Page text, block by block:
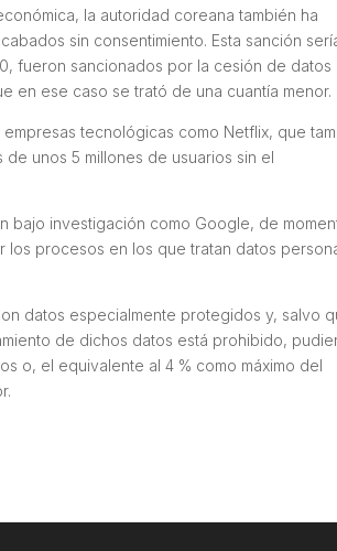
la autoridad coreana también ha
sin consentimiento. Esta sanción
fueron sancionados por la cesión de datos
en ese caso se trató de una cuantía menor.
tecnológicas como Netflix, que
unos 5 millones de usuarios sin el
bajo investigación como Google, de
los procesos en los que tratan datos
datos especialmente protegidos y, salvo
de dichos datos está prohibido,
o, el equivalente al 4 % como máximo del